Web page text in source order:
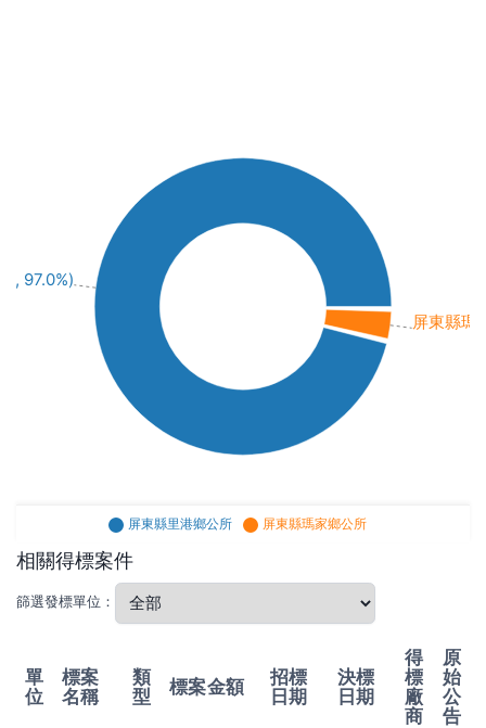
97.0%)
屏東縣瑪
屏東縣里港鄉公所 屏東縣瑪家鄉公所
相關得標案件
篩選發標單位：
單
位
標案
名稱
類
型
標案金額
招標
日期
決標
日期
得
標
廠
商
原
始
公
告